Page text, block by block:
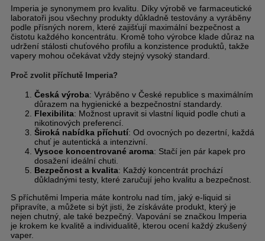
Imperia je synonymem pro kvalitu. Díky výrobě ve farmaceutické
laboratoři jsou všechny produkty důkladně testovány a vyráběny
podle přísných norem, které zajišťují maximální bezpečnost a
čistotu každého koncentrátu. Kromě toho výrobce klade důraz na
udržení stálosti chuťového profilu a konzistence produktů, takže
vapery mohou očekávat vždy stejný vysoký standard.
Proč zvolit příchutě Imperia?
Česká výroba: Vyráběno v České republice s maximálním
důrazem na hygienické a bezpečnostní standardy.
Flexibilita: Možnost upravit si vlastní liquid podle chuti a
nikotinových preferencí.
Široká nabídka příchutí: Od ovocných po dezertní, každá
chuť je autentická a intenzivní.
Vysoce koncentrované aroma: Stačí jen pár kapek pro
dosažení ideální chuti.
Bezpečnost a kvalita: Každý koncentrát prochází
důkladnými testy, které zaručují jeho kvalitu a bezpečnost.
S příchutěmi Imperia máte kontrolu nad tím, jaký e-liquid si
připravíte, a můžete si být jisti, že získáváte produkt, který je
nejen chutný, ale také bezpečný. Vapování se značkou Imperia
je krokem ke kvalitě a individualitě, kterou ocení každý zkušený
vaper.